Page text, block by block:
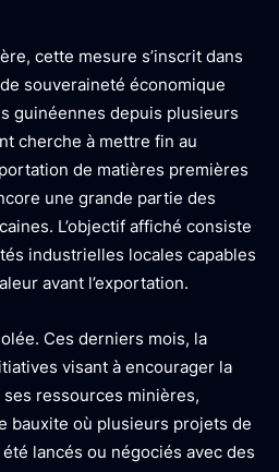
cette mesure s’inscrit dans
souveraineté économique
guinéennes depuis plusieurs
cherche à mettre fin au
de matières premières
une grande partie des
L’objectif affiché consiste
industrielles locales capables
avant l’exportation.
Ces derniers mois, la
visant à encourager la
ressources minières,
bauxite où plusieurs projets de
lancés ou négociés avec des